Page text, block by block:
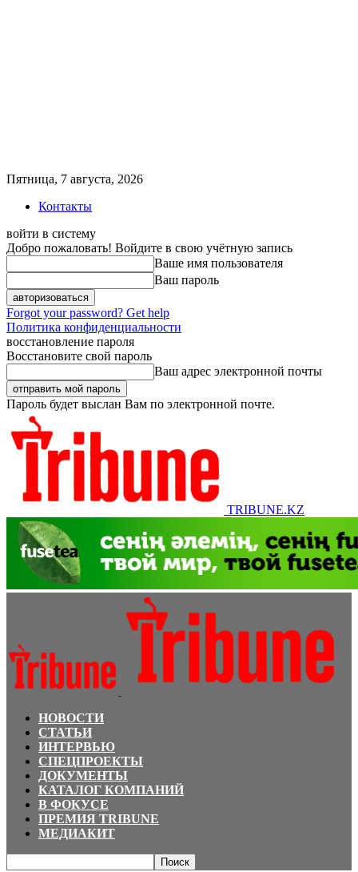
Пятница, 7 августа, 2026
Контакты
войти в систему
Добро пожаловать! Войдите в свою учётную запись
Ваше имя пользователя
Ваш пароль
Forgot your password? Get help
Политика конфиденциальности
восстановление пароля
Восстановите свой пароль
Ваш адрес электронной почты
Пароль будет выслан Вам по электронной почте.
TRIBUNE.KZ
НОВОСТИ
СТАТЬИ
ИНТЕРВЬЮ
СПЕЦПРОЕКТЫ
ДОКУМЕНТЫ
КАТАЛОГ КОМПАНИЙ
В ФОКУСЕ
ПРЕМИЯ TRIBUNE
МЕДИАКИТ